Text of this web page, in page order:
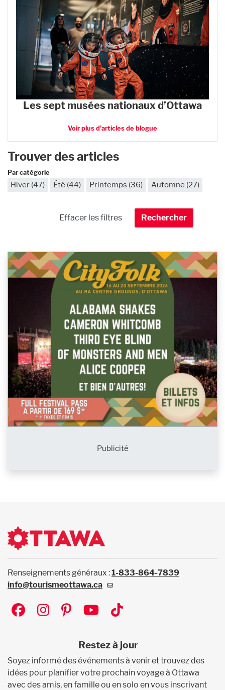
Les sept musées nationaux d’Ottawa
Voir plus d'articles de blogue
Trouver des articles
Par catégorie
Hiver (47) Été (44) Printemps (36) Automne (27)
Publicité
Renseignements généraux :1-833-864-7839
info@tourismeottawa.ca
Social
Restez à jour
Soyez informé des événements à venir et trouvez des
idées pour planifier votre prochain voyage à Ottawa
avec des amis, en famille ou en solo en vous inscrivant